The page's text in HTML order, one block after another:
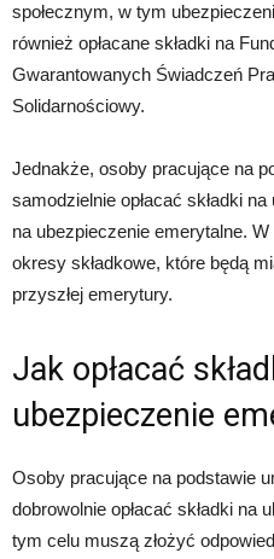
społecznym, w tym
również opłacane składki na
Gwarantowanych Świadczeń
Solidarnościowy.
Jednakże, osoby pracujące na
samodzielnie opłacać składki
na ubezpieczenie emerytalne.
okresy składkowe, które będą
przyszłej emerytury.
Jak opłacać
ubezpieczenie
Osoby pracujące na podstawie
dobrowolnie opłacać składki na
tym celu muszą złożyć